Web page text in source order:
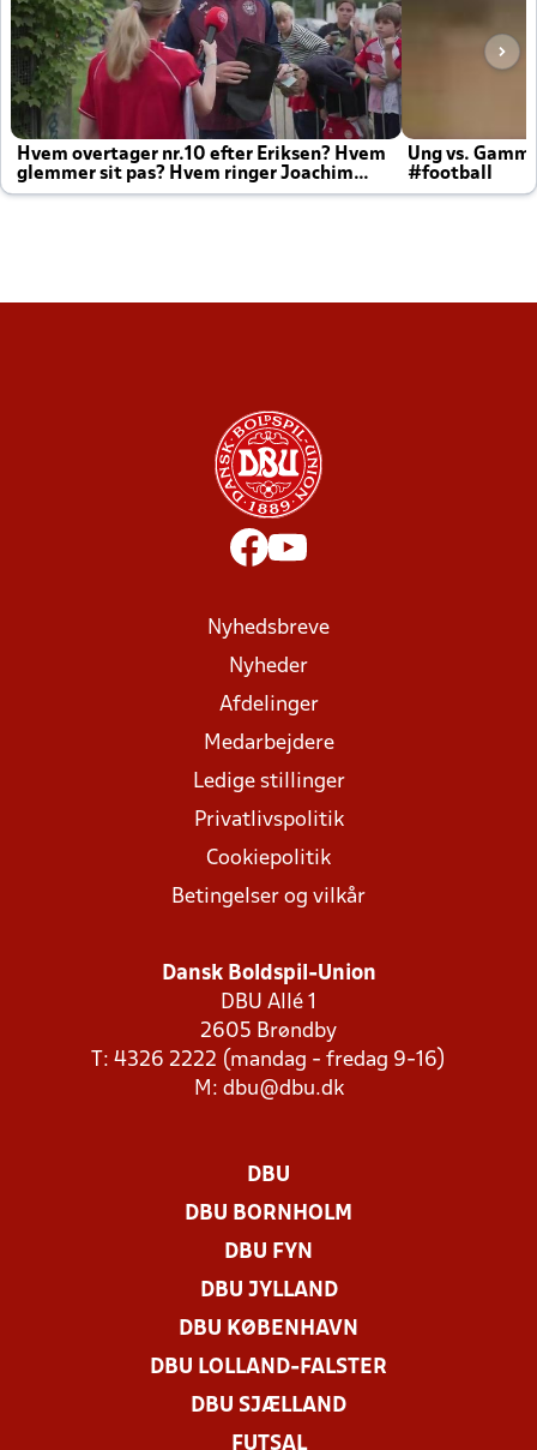
Hvem overtager nr.10 efter Eriksen? Hvem
glemmer sit pas? Hvem ringer Joachim
altid til efter kampe?
Ung vs.
#football
Nyhedsbreve
Nyheder
Afdelinger
Medarbejdere
Ledige stillinger
Privatlivspolitik
Cookiepolitik
Betingelser og vilkår
Dansk Boldspil-Union
DBU Allé 1
2605 Brøndby
T: 4326 2222 (mandag - fredag 9-16)
M: dbu@dbu.dk
DBU
DBU BORNHOLM
DBU FYN
DBU JYLLAND
DBU KØBENHAVN
DBU LOLLAND-FALSTER
DBU SJÆLLAND
FUTSAL